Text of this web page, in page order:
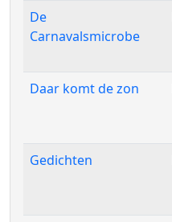
De
Carnavalsmicrobe
Daar komt de zon
Gedichten